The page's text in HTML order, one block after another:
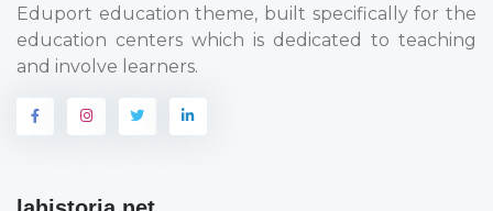
Eduport education theme, built specifically for the
education centers which is dedicated to teaching
and involve learners.